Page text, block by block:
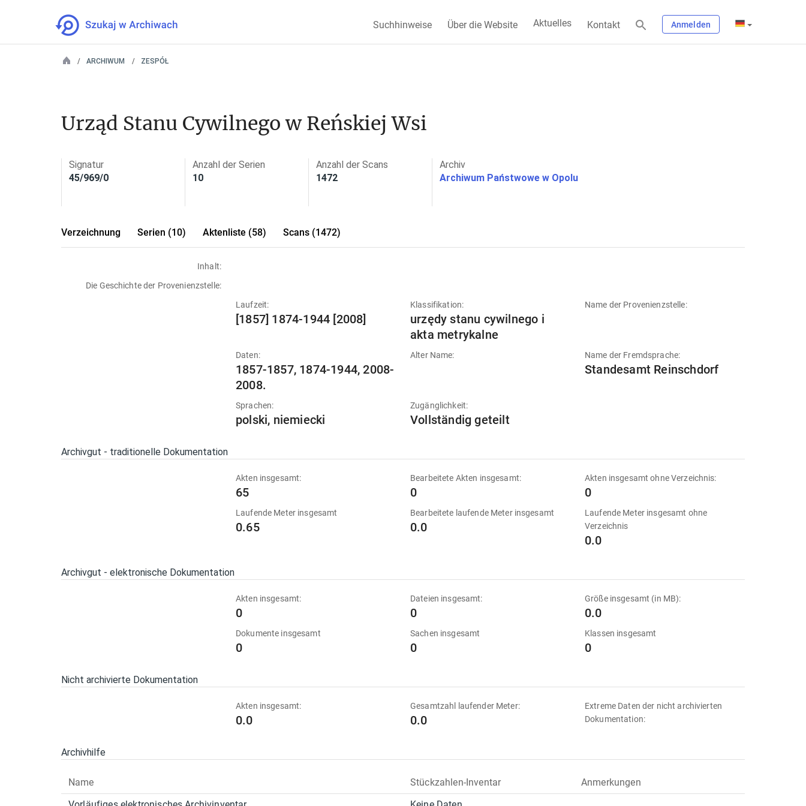
Suchhinweise Über die Website Aktuelles Kontakt Anmelden
ARCHIWUM ZESPÓŁ
Urząd Stanu Cywilnego w Reńskiej Wsi
Signatur
45/969/0
Anzahl der Serien
10
Anzahl der Scans
1472
Archiv
Archiwum Państwowe w Opolu
Verzeichnung Serien (10) Aktenliste (58) Scans (1472)
Inhalt:
Die Geschichte der Provenienzstelle:
Laufzeit:
[1857] 1874-1944 [2008]
Klassifikation:
urzędy stanu cywilnego i
akta metrykalne
Name der Provenienzstelle:
Daten:
1857-1857, 1874-1944, 2008-
2008.
Alter Name: Name der Fremdsprache:
Standesamt Reinschdorf
Sprachen:
polski, niemiecki
Zugänglichkeit:
Vollständig geteilt
Archivgut - traditionelle Dokumentation
Akten insgesamt:
65
Bearbeitete Akten insgesamt:
0
Akten insgesamt ohne Verzeichnis:
0
Laufende Meter insgesamt
0.65
Bearbeitete laufende Meter insgesamt
0.0
Laufende Meter insgesamt ohne
Verzeichnis
0.0
Archivgut - elektronische Dokumentation
Akten insgesamt:
0
Dateien insgesamt:
0
Größe insgesamt (in MB):
0.0
Dokumente insgesamt
0
Sachen insgesamt
0
Klassen insgesamt
0
Nicht archivierte Dokumentation
Akten insgesamt:
0.0
Gesamtzahl laufender Meter:
0.0
Extreme Daten der nicht archivierten
Dokumentation:
Archivhilfe
Name Stückzahlen-Inventar
Anmerkungen